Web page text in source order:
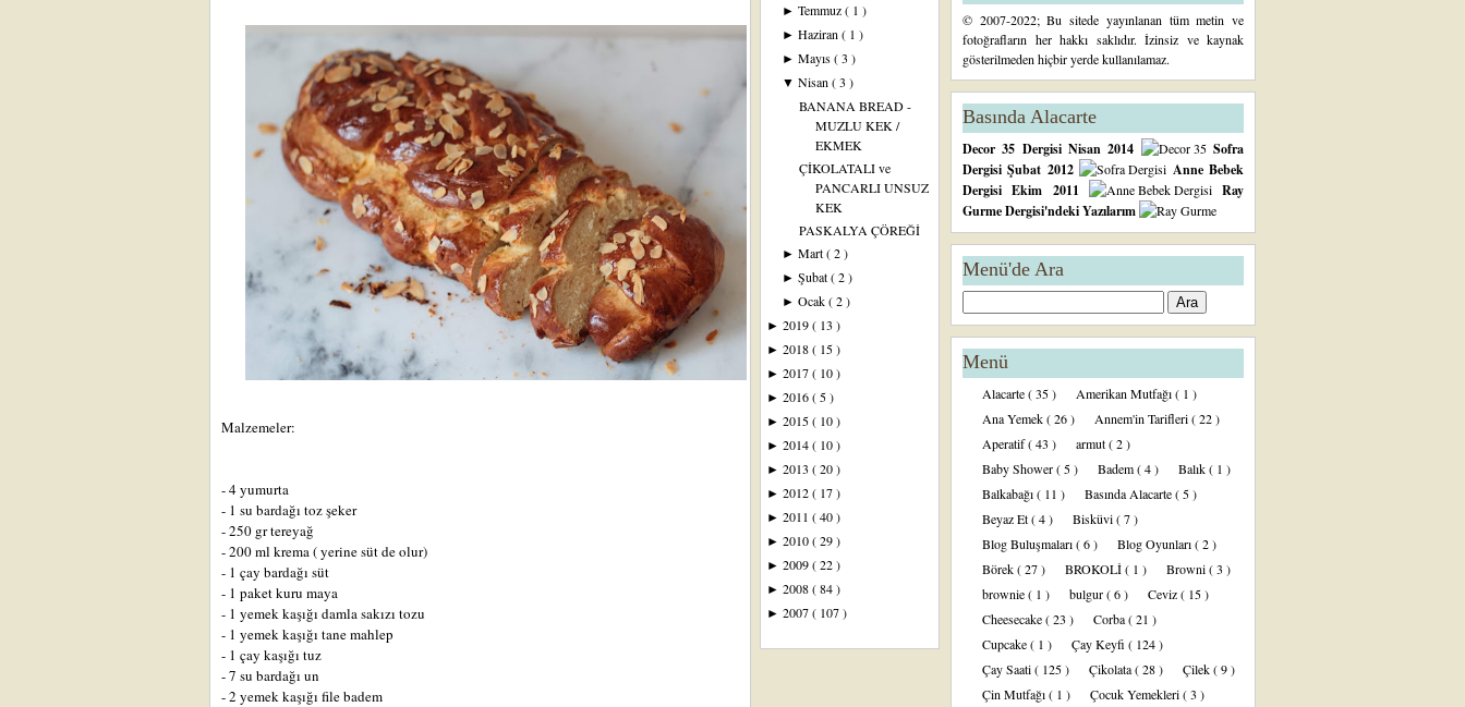
Malzemeler:
- 4 yumurta
- 1 su bardağı toz şeker
- 250 gr tereyağ
- 200 ml krema ( yerine süt de olur)
- 1 çay bardağı süt
- 1 paket kuru maya
- 1 yemek kaşığı damla sakızı tozu
- 1 yemek kaşığı tane mahlep
- 1 çay kaşığı tuz
- 7 su bardağı un
- 2 yemek kaşığı file badem
►Temmuz( 1 )
►Haziran( 1 )
►Mayıs( 3 )
▼Nisan( 3 )
BANANA BREAD -
MUZLU KEK /
EKMEK
ÇİKOLATALI ve
PANCARLI UNSUZ
KEK
PASKALYA ÇÖREĞİ
►Mart( 2 )
►Şubat( 2 )
►Ocak( 2 )
► 2019( 13 )
► 2018( 15 )
► 2017( 10 )
► 2016( 5 )
► 2015( 10 )
► 2014( 10 )
► 2013 ( 20 )
► 2012( 17 )
► 2011 ( 40 )
► 2010( 29 )
► 2009( 22 )
► 2008( 84 )
► 2007( 107 )
© 2007-2022; Bu sitede yayınlanan tüm metin ve
fotoğrafların her hakkı saklıdır. İzinsiz ve kaynak
gösterilmeden hiçbir yerde kullanılamaz.
Basında Alacarte
Decor 35 Dergisi Nisan 2014
Sofra
Dergisi Şubat 2012
Anne Bebek
Dergisi Ekim 2011
Ray
Gurme Dergisi'ndeki Yazılarım
Menü'de Ara
Menü
Alacarte( 35 ) Amerikan Mutfağı( 1 )
Ana Yemek( 26 ) Annem'in Tarifleri( 22 )
Aperatif( 43 ) armut( 2 )
Baby Shower( 5 ) Badem( 4 ) Balık( 1 )
Balkabağı( 11 ) Basında Alacarte( 5 )
Beyaz Et( 4 ) Bisküvi( 7 )
Blog Buluşmaları( 6 ) Blog Oyunları( 2 )
Börek( 27 ) BROKOLİ( 1 ) Browni( 3 )
brownie( 1 ) bulgur( 6 ) Ceviz( 15 )
Cheesecake( 23 ) Corba( 21 )
Cupcake( 1 ) Çay Keyfi ( 124 )
Çay Saati( 125 ) Çikolata( 28 ) Çilek( 9 )
Çin Mutfağı( 1 ) Çocuk Yemekleri( 3 )